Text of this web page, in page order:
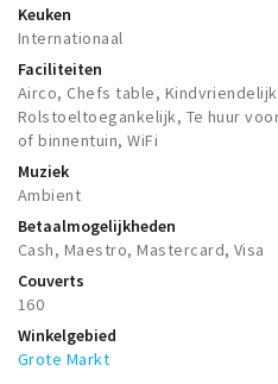
Keuken
Internationaal
Faciliteiten
Airco, Chefs table,
Rolstoeltoegankelijk, Te huur
of binnentuin, WiFi
Muziek
Ambient
Betaalmogelijkheden
Cash, Maestro, Mastercard, Visa
Couverts
160
Winkelgebied
Grote Markt